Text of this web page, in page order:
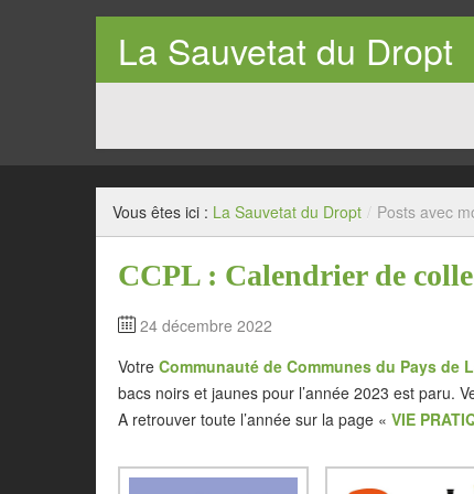
La Sauvetat du Dropt
Vous êtes ici : La Sauvetat du Dropt / Posts avec
CCPL : Calendrier de
24 décembre 2022
Votre Communauté de Communes du Pays de
bacs noirs et jaunes pour l’année 2023 est paru.
A retrouver toute l’année sur la page « VIE